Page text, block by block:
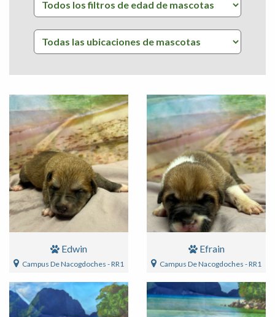
Edwin
Campus De Nacogdoches - RR1
Efrain
Campus De Nacogdoches - RR1